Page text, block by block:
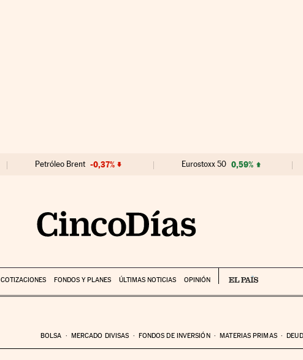
Petróleo Brent -0,37% Eurostoxx 50 0,59%
COTIZACIONES FONDOS Y PLANES ÚLTIMAS NOTICIAS OPINIÓN
BOLSA MERCADO DIVISAS FONDOS DE INVERSIÓN MATERIAS PRIMAS